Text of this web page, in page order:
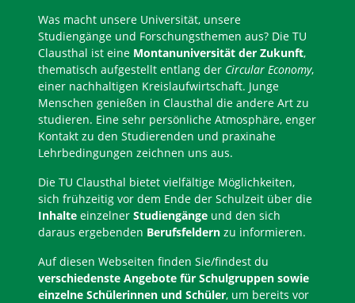
Was macht unsere Universität, unsere
Studiengänge und Forschungsthemen aus? Die TU
Clausthal ist eine Montanuniversität der Zukunft,
thematisch aufgestellt entlang der Circular Economy,
einer nachhaltigen Kreislaufwirtschaft. Junge
Menschen genießen in Clausthal die andere Art zu
studieren. Eine sehr persönliche Atmosphäre, enger
Kontakt zu den Studierenden und praxinahe
Lehrbedingungen zeichnen uns aus.
Die TU Clausthal bietet vielfältige Möglichkeiten,
sich frühzeitig vor dem Ende der Schulzeit über die
Inhalte einzelner Studiengänge und den sich
daraus ergebenden Berufsfeldern zu informieren.
Auf diesen Webseiten finden Sie/findest du
verschiedenste Angebote für Schulgruppen sowie
einzelne Schülerinnen und Schüler, um bereits vor